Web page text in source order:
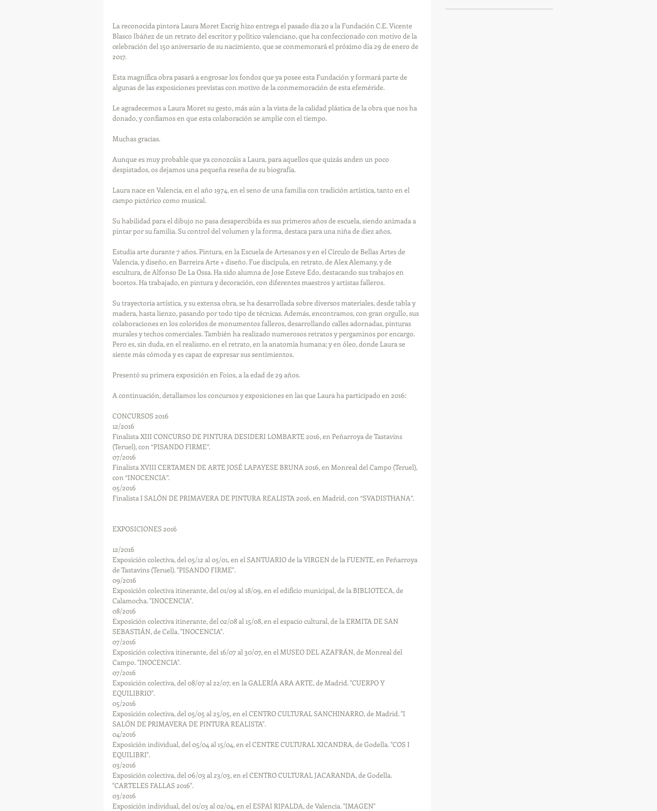
La reconocida pintora Laura Moret Escrig hizo entrega el pasado día 20 a la Fundación C.E. Vicente
Blasco Ibáñez de un retrato del escritor y político valenciano, que ha confeccionado con motivo de la
celebración del 150 aniversario de su nacimiento, que se conmemorará el próximo día 29 de enero de
2017.
Esta magnífica obra pasará a engrosar los fondos que ya posee esta Fundación y formará parte de
algunas de las exposiciones previstas con motivo de la conmemoración de esta efeméride.
Le agradecemos a Laura Moret su gesto, más aún a la vista de la calidad plástica de la obra que nos ha
donado, y confiamos en que esta colaboración se amplíe con el tiempo.
Muchas gracias.
Aunque es muy probable que ya conozcáis a Laura, para aquellos que quizás anden un poco
despistados, os dejamos una pequeña reseña de su biografía.
Laura nace en Valencia, en el año 1974, en el seno de una familia con tradición artística, tanto en el
campo pictórico como musical.
Su habilidad para el dibujo no pasa desapercibida es sus primeros años de escuela, siendo animada a
pintar por su familia. Su control del volumen y la forma, destaca para una niña de diez años.
Estudia arte durante 7 años. Pintura, en la Escuela de Artesanos y en el Círculo de Bellas Artes de
Valencia, y diseño, en Barreira Arte + diseño. Fue discípula, en retrato, de Alex Alemany, y de
escultura, de Alfonso De La Ossa. Ha sido alumna de Jose Esteve Edo, destacando sus trabajos en
bocetos. Ha trabajado, en pintura y decoración, con diferentes maestros y artistas falleros.
Su trayectoria artística, y su extensa obra, se ha desarrollada sobre diversos materiales, desde tabla y
madera, hasta lienzo, pasando por todo tipo de técnicas. Además, encontramos, con gran orgullo, sus
colaboraciones en los coloridos de monumentos falleros, desarrollando calles adornadas, pinturas
murales y techos comerciales. También ha realizado numerosos retratos y pergaminos por encargo.
Pero es, sin duda, en el realismo, en el retrato, en la anatomía humana; y en óleo, donde Laura se
siente más cómoda y es capaz de expresar sus sentimientos.
Presentó su primera exposición en Foios, a la edad de 29 años.
A continuación, detallamos los concursos y exposiciones en las que Laura ha participado en 2016:
CONCURSOS 2016
12/2016
Finalista XIII CONCURSO DE PINTURA DESIDERI LOMBARTE 2016, en Peñarroya de Tastavins
(Teruel), con “PISANDO FIRME”.
07/2016
Finalista XVIII CERTAMEN DE ARTE JOSÉ LAPAYESE BRUNA 2016, en Monreal del Campo (Teruel),
con “INOCENCIA”.
05/2016
Finalista I SALÓN DE PRIMAVERA DE PINTURA REALISTA 2016, en Madrid, con “SVADISTHANA”.
EXPOSICIONES 2016
12/2016
Exposición colectiva, del 05/12 al 05/01, en el SANTUARIO de la VIRGEN de la FUENTE, en Peñarroya
de Tastavins (Teruel). "PISANDO FIRME".
09/2016
Exposición colectiva itinerante, del 01/09 al 18/09, en el edificio municipal, de la BIBLIOTECA, de
Calamocha. "INOCENCIA".
08/2016
Exposición colectiva itinerante, del 02/08 al 15/08, en el espacio cultural, de la ERMITA DE SAN
SEBASTIÁN, de Cella. "INOCENCIA".
07/2016
Exposición colectiva itinerante, del 16/07 al 30/07, en el MUSEO DEL AZAFRÁN, de Monreal del
Campo. "INOCENCIA".
07/2016
Exposición colectiva, del 08/07 al 22/07, en la GALERÍA ARA ARTE, de Madrid. "CUERPO Y
EQUILIBRIO".
05/2016
Exposición colectiva, del 05/05 al 25/05, en el CENTRO CULTURAL SANCHINARRO, de Madrid. "I
SALÓN DE PRIMAVERA DE PINTURA REALISTA".
04/2016
Exposición individual, del 05/04 al 15/04, en el CENTRE CULTURAL XICANDRA, de Godella. "COS I
EQUILIBRI".
03/2016
Exposición colectiva, del 06/03 al 23/03, en el CENTRO CULTURAL JACARANDA, de Godella.
"CARTELES FALLAS 2016".
03/2016
Exposición individual, del 01/03 al 02/04, en el ESPAI RIPALDA, de Valencia. "IMAGEN"